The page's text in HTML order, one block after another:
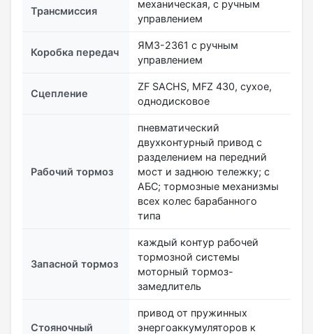
Трансмиссия
механическая, с ручным
управлением
Коробка передач
ЯМЗ-2361 с ручным
управлением
Сцепление
ZF SACHS, MFZ 430, сухое,
однодисковое
Рабочий тормоз
пневматический
двухконтурный привод с
разделением на передний
мост и заднюю тележку; с
АБС; тормозные механизмы
всех колес барабанного
типа
Запасной тормоз
каждый контур рабочей
тормозной системы
моторный тормоз-
замедлитель
Стояночный
привод от пружинных
энергоаккумуляторов к